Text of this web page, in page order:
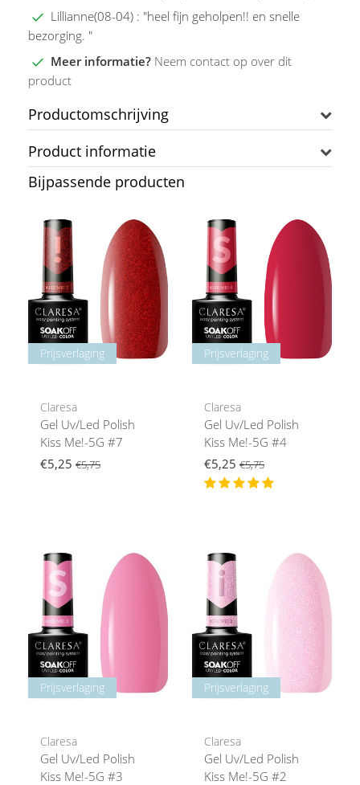
Lillianne(08-04) : "heel fijn geholpen!! en snelle
bezorging. "
Meer informatie? Neem contact op over dit
product
Productomschrijving
Product informatie
Bijpassende producten
Prijsverlaging
Claresa
Gel Uv/Led Polish
Kiss Me!-5G #7
€5,25 €5,75
Prijsverlaging
Claresa
Gel Uv/Led Polish
Kiss Me!-5G #4
€5,25 €5,75
Prijsverlaging
Claresa
Gel Uv/Led Polish
Kiss Me!-5G #3
Prijsverlaging
Claresa
Gel Uv/Led Polish
Kiss Me!-5G #2